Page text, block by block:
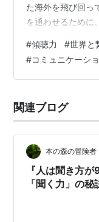
た海外を飛び回っ
を通わせるために
力」もキーワード
当然ながら一度は
えました✨ 本当
すが、第1章では
解しました。身近
#傾聴力 #世界と
#コミュニケーシ
関連ブログ
本の森の冒険者
『人は聞き方
「聞く力」の秘